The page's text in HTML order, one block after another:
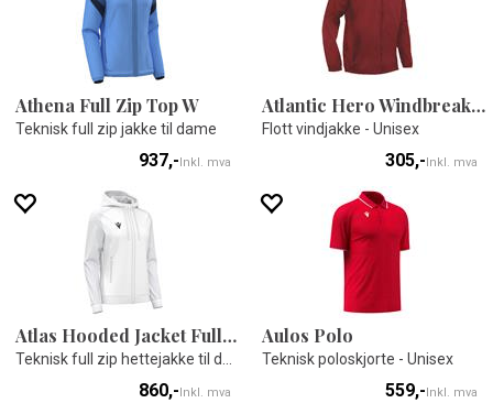
Athena Full Zip Top W
Teknisk full zip jakke til dame
937,-Inkl. mva
Atlantic Hero Windbreaker
Flott vindjakke - Unisex
305,-Inkl. mva
Atlas Hooded Jacket Full Zip W
860,-Inkl. mva
Aulos Polo
Teknisk poloskjorte - Unisex
559,-Inkl. mva